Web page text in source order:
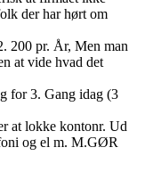
der har hørt om
200 pr. År, Men man
at vide hvad det
for 3. Gang idag (3
at lokke kontonr. Ud
og el m. M.GØR